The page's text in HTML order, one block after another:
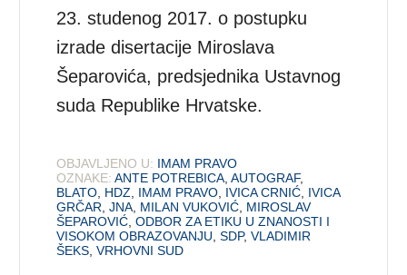
23. studenog 2017. o postupku
izrade disertacije Miroslava
Šeparovića, predsjednika Ustavnog
suda Republike Hrvatske.
OBJAVLJENO U: IMAM PRAVO
OZNAKE: ANTE POTREBICA ,AUTOGRAF,
BLATO HDZ IMAM PRAVO IVICA CRNIĆ IVICA
GRČAR ,JNA MILAN VUKOVIĆ MIROSLAV
ŠEPAROVIĆ ,ODBOR ZA ETIKU U ZNANOSTI I
VISOKOM OBRAZOVANJU ,SDP,VLADIMIR
ŠEKS ,VRHOVNI SUD